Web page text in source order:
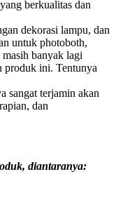
berkualitas dan
dekorasi lampu, dan
untuk photoboth,
masih banyak lagi
produk ini. Tentunya
sangat terjamin akan
dan
diantaranya: